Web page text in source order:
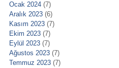
Ocak 2024 (7)
Aralık 2023 (6)
Kasım 2023 (7)
Ekim 2023 (7)
Eylül 2023 (7)
Ağustos 2023 (7)
Temmuz 2023 (7)